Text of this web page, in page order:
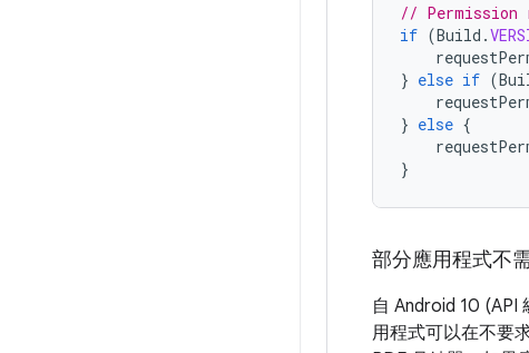
// Permission
if (Build .
} else if (
} else {
}
部分應用程式不
自 Android 10 (API
用程式可以在不要